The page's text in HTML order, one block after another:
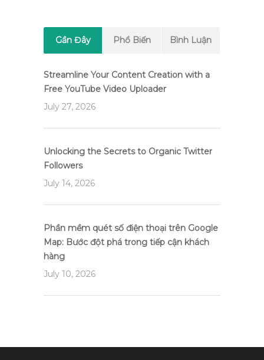
Gần Đây Phổ Biến Bình Luận
Streamline Your Content Creation with a
Free YouTube Video Uploader
July 27, 2026
Unlocking the Secrets to Organic Twitter
Followers
July 14, 2026
Phần mềm quét số điện thoại trên Google
Map: Bước đột phá trong tiếp cận khách
hàng
July 10, 2026